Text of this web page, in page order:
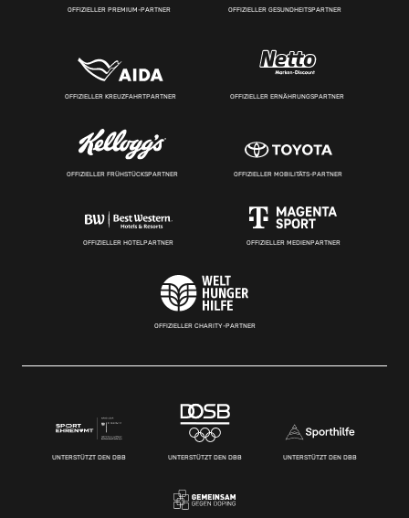
OFFIZIELLER PREMIUM-PARTNER OFFIZIELLER GESUNDHEITSPARTNER
OFFIZIELLER KREUZFAHRTPARTNER OFFIZIELLER ERNÄHRUNGSPARTNER
OFFIZIELLER FRÜHSTÜCKSPARTNER OFFIZIELLER MOBILITÄTS-PARTNER
OFFIZIELLER HOTELPARTNER OFFIZIELLER MEDIENPARTNER
OFFIZIELLER CHARITY-PARTNER
UNTERSTÜTZT DEN DBB UNTERSTÜTZT DEN DBB UNTERSTÜTZT DEN DBB